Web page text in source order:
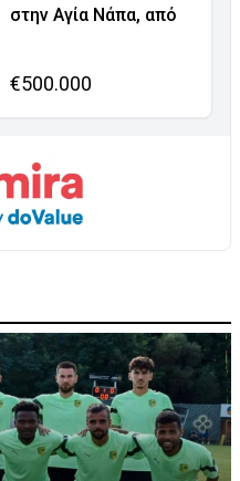
στην Αγία Νάπα, από
€500.000